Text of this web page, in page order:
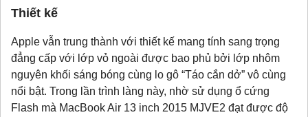
Thiết kế
Apple vẫn trung thành với thiết kế mang tính sang trọng
đẳng cấp với lớp vỏ ngoài được bao phủ bởi lớp nhôm
nguyên khối sáng bóng cùng lo gô “Táo cắn dở” vô cùng
nổi bật. Trong lần trình làng này, nhờ sử dụng ổ cứng
Flash mà MacBook Air 13 inch 2015 MJVE2 đạt được độ